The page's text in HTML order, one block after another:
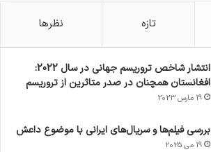
تازه نظرها
انتشار شاخص تروریسم جهانی در سال 2022:
افغانستان همچنان در صدر متاثرین از تروریسم
19 مارس 2023
بررسی فیلم‌ها و سریال‌های ایرانی با موضوع داعش
19 می 2025